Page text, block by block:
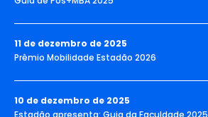
11 de dezembro de 2025
Prêmio Mobilidade Estadão 2026
10 de dezembro de 2025